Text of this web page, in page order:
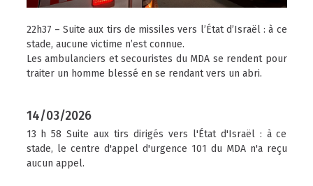
22h37 – Suite aux tirs de missiles vers l’État d’Israël : à ce
stade, aucune victime n’est connue.
Les ambulanciers et secouristes du MDA se rendent pour
traiter un homme blessé en se rendant vers un abri.
14/03/2026
13 h 58 Suite aux tirs dirigés vers l'État d'Israël : à ce
stade, le centre d'appel d'urgence 101 du MDA n'a reçu
aucun appel.